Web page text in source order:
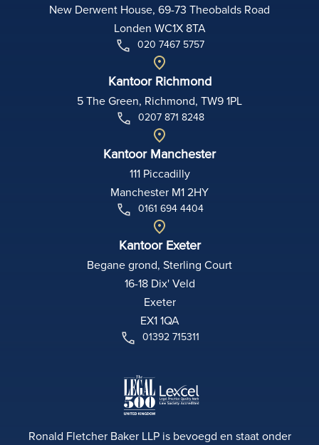
New Derwent House, 69-73 Theobalds Road
Londen WC1X 8TA
020 7467 5757
Kantoor Richmond
5 The Green, Richmond, TW9 1PL
0207 871 8248
Kantoor Manchester
111 Piccadilly
Manchester M1 2HY
0161 694 4404
Kantoor Exeter
Begane grond, Sterling Court
16-18 Dix' Veld
Exeter
EX1 1QA
01392 715311
Ronald Fletcher Baker LLP is bevoegd en staat onder